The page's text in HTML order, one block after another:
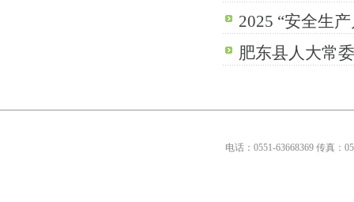
2025“安全生
肥东县人大常
电话：0551-63668369传真：